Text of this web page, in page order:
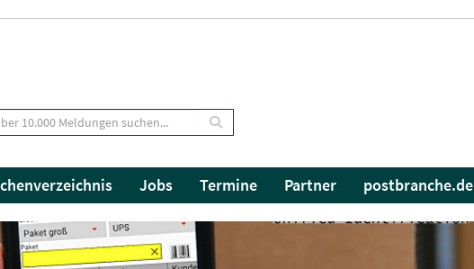
Jobs Termine Partner postbranche.de